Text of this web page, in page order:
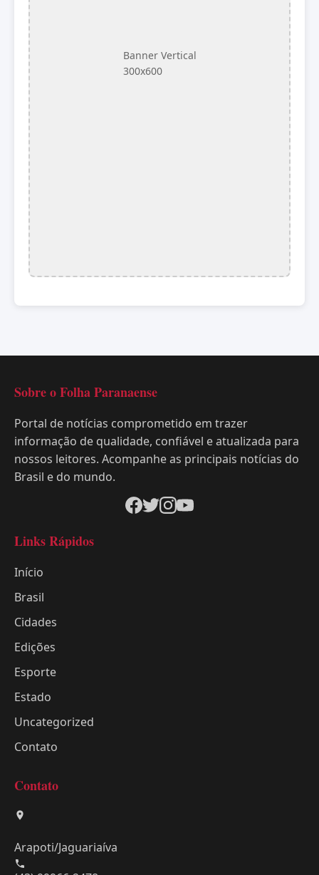
Banner Vertical
300x600
Sobre o Folha Paranaense
Portal de notícias comprometido em trazer
informação de qualidade, confiável e atualizada para
nossos leitores. Acompanhe as principais notícias do
Brasil e do mundo.
Links Rápidos
Início
Brasil
Cidades
Edições
Esporte
Estado
Uncategorized
Contato
Contato
Arapoti/Jaguariaíva